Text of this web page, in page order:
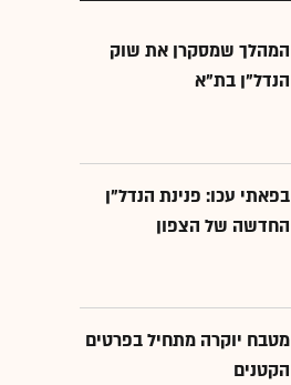
המהלך שמסקרן את שוק
הנדל"ן בת"א
בפאתי עכו: פנינת הנדל"ן
החדשה של הצפון
מטבח יוקרה מתחיל בפרטים
הקטנים